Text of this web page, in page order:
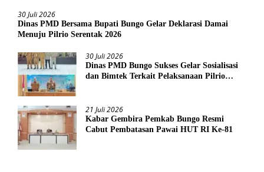
30 Juli 2026
Dinas PMD Bersama Bupati Bungo Gelar Deklarasi Damai
Menuju Pilrio Serentak 2026
30 Juli 2026
Dinas PMD Bungo Sukses Gelar Sosialisasi
dan Bimtek Terkait Pelaksanaan Pilrio
21 Juli 2026
Kabar Gembira Pemkab Bungo Resmi
Cabut Pembatasan Pawai HUT RI Ke-81